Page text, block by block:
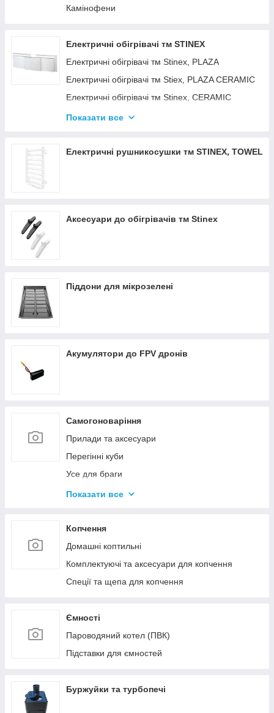
Камінофени
Електричні обігрівачі тм STINEX
Електричні обігрівачі тм Stinex, PLAZA
Електричні обігрівачі тм Stiex, PLAZA CERAMIC
Електричні обігрівачі тм Stinex, CERAMIC
Електричні обігрівачі тм Stinex, COMBIE
Показати все
Електричні рушникосушки тм STINEX, TOWEL
Аксесуари до обігрівачів тм Stinex
Піддони для мікрозелені
Акумулятори до FPV дронів
Самогоноваріння
Прилади та аксесуари
Перегінні куби
Усе для браги
Комплектуючі та запчастини
Колони без ємності
Показати все
Копчення
Домашні коптильні
Комплектуючі та аксесуари для копчення
Спеції та щепа для копчення
Ємності
Пароводяний котел (ПВК)
Підставки для ємностей
Буржуйки та турбопечі